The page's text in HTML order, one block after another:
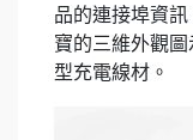
品的連接埠資
寶的三維外觀
型充電線材。